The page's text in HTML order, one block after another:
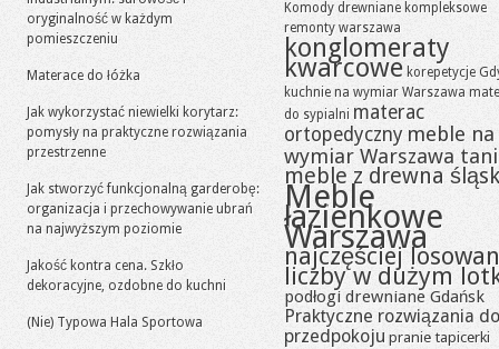
oryginalność w każdym
pomieszczeniu
Materace do łóżka
Jak wykorzystać niewielki korytarz:
pomysły na praktyczne rozwiązania
przestrzenne
Jak stworzyć funkcjonalną garderobę:
organizacja i przechowywanie ubrań
na najwyższym poziomie
Jakość kontra cena. Szkło
dekoracyjne, ozdobne do kuchni
(Nie) Typowa Hala Sportowa
Komody drewniane kompleksowe
remonty warszawa
konglomeraty
kwarcowe korepetycje
kuchnie na wymiar Warszawa
do sypialni materac
ortopedyczny meble na
wymiar Warszawa
meble z drewna
Meble
łazienkowe
Warszawa
najczęściej
liczby w dużym
podłogi drewniane Gdańsk
Praktyczne rozwiązania do
przedpokoju pranie tapicerki